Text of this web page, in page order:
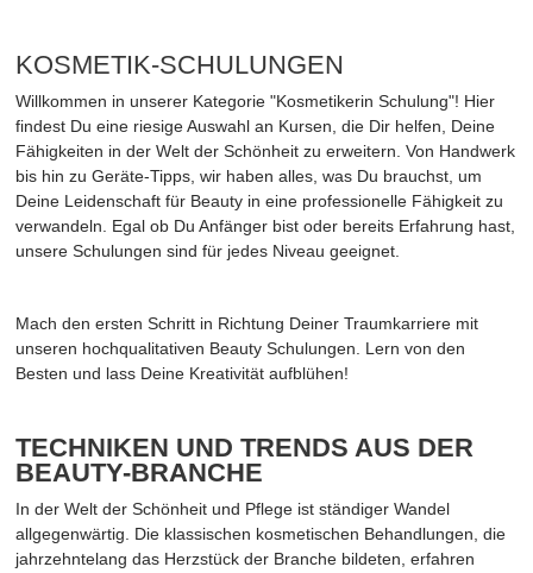
KOSMETIK-SCHULUNGEN
Willkommen in unserer Kategorie "Kosmetikerin Schulung"! Hier
findest Du eine riesige Auswahl an Kursen, die Dir helfen, Deine
Fähigkeiten in der Welt der Schönheit zu erweitern. Von Handwerk
bis hin zu Geräte-Tipps, wir haben alles, was Du brauchst, um
Deine Leidenschaft für Beauty in eine professionelle Fähigkeit zu
verwandeln. Egal ob Du Anfänger bist oder bereits Erfahrung hast,
unsere Schulungen sind für jedes Niveau geeignet.
Mach den ersten Schritt in Richtung Deiner Traumkarriere mit
unseren hochqualitativen Beauty Schulungen. Lern von den
Besten und lass Deine Kreativität aufblühen!
TECHNIKEN UND TRENDS AUS DER
BEAUTY-BRANCHE
In der Welt der Schönheit und Pflege ist ständiger Wandel
allgegenwärtig. Die klassischen kosmetischen Behandlungen, die
jahrzehntelang das Herzstück der Branche bildeten, erfahren